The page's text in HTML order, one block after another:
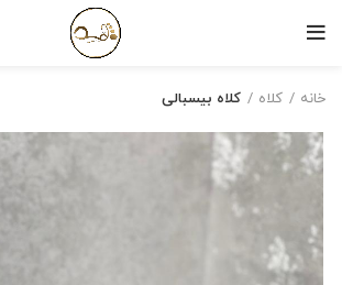
خانه کلاه کلاه بیسبالی